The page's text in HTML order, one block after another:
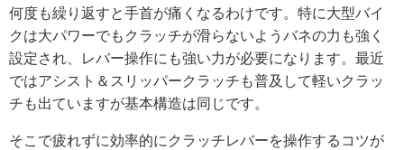
何度も繰り返すと手首が痛くなるわけです。特に大型バイ
クは大パワーでもクラッチが滑らないようバネの力も強く
設定され、レバー操作にも強い力が必要になります。最近
ではアシスト＆スリッパークラッチも普及して軽いクラッ
チも出ていますが基本構造は同じです。
そこで疲れずに効率的にクラッチレバーを操作するコツが